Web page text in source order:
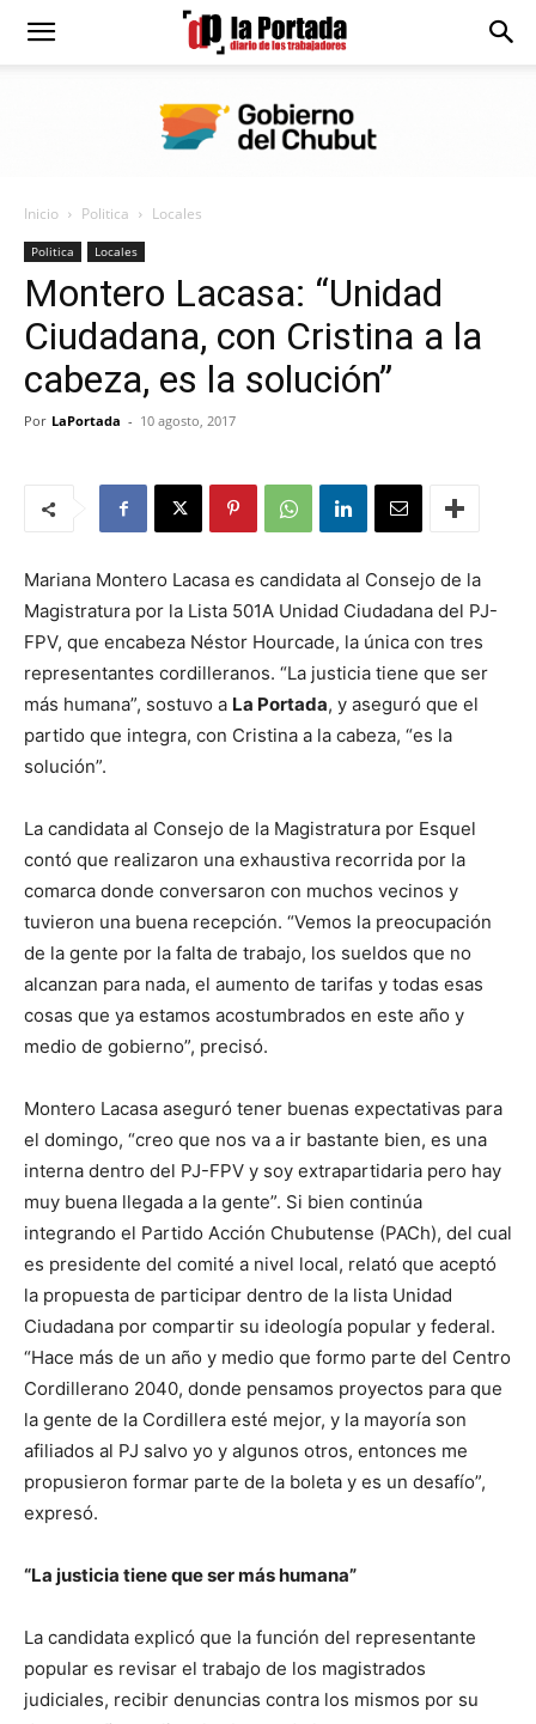
Diario
Portada
Inicio Politica Locales
Politica Locales
Montero Lacasa: “Unidad
Ciudadana, con Cristina a la
cabeza, es la solución”
Por LaPortada - 10 agosto, 2017
Mariana Montero Lacasa es candidata al Consejo de la
Magistratura por la Lista 501A Unidad Ciudadana del PJ-
FPV, que encabeza Néstor Hourcade, la única con tres
representantes cordilleranos. “La justicia tiene que ser
más humana”, sostuvo a La Portada, y aseguró que el
partido que integra, con Cristina a la cabeza, “es la
solución”.
La candidata al Consejo de la Magistratura por Esquel
contó que realizaron una exhaustiva recorrida por la
comarca donde conversaron con muchos vecinos y
tuvieron una buena recepción. “Vemos la preocupación
de la gente por la falta de trabajo, los sueldos que no
alcanzan para nada, el aumento de tarifas y todas esas
cosas que ya estamos acostumbrados en este año y
medio de gobierno”, precisó.
Montero Lacasa aseguró tener buenas expectativas para
el domingo, “creo que nos va a ir bastante bien, es una
interna dentro del PJ-FPV y soy extrapartidaria pero hay
muy buena llegada a la gente”. Si bien continúa
integrando el Partido Acción Chubutense (PACh), del cual
es presidente del comité a nivel local, relató que aceptó
la propuesta de participar dentro de la lista Unidad
Ciudadana por compartir su ideología popular y federal.
“Hace más de un año y medio que formo parte del Centro
Cordillerano 2040, donde pensamos proyectos para que
la gente de la Cordillera esté mejor, y la mayoría son
afiliados al PJ salvo yo y algunos otros, entonces me
propusieron formar parte de la boleta y es un desafío”,
expresó.
“La justicia tiene que ser más humana”
La candidata explicó que la función del representante
popular es revisar el trabajo de los magistrados
judiciales, recibir denuncias contra los mismos por su